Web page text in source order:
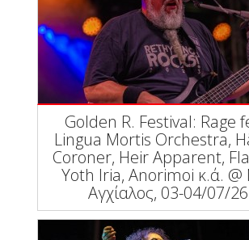
Golden R. Festival: Rage
Lingua Mortis Orchestra,
Coroner, Heir Apparent,
Yoth Iria, Anorimoi κ.ά. @
Αγχίαλος, 03-04/07/26